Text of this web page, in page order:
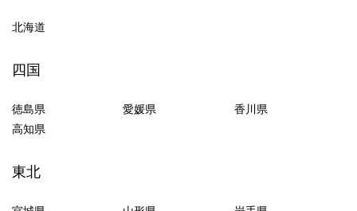
北海道
四国
徳島県 愛媛県
香川県
高知県
東北